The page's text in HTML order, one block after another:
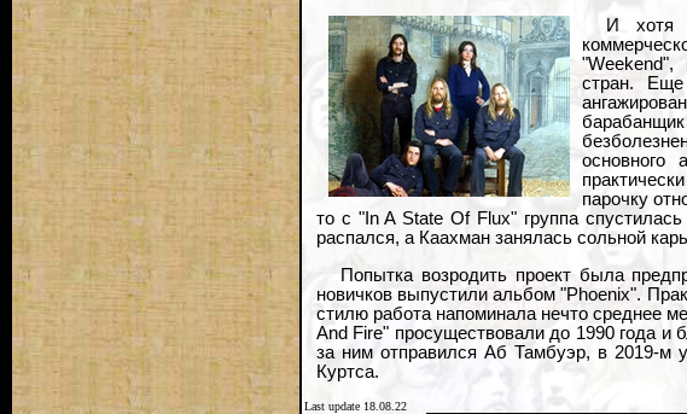
И хотя
"Weekend",
стран.
парочку
то с "In A State Of Flux" группа
распался, а Каахман занялась сольной
Попытка возродить проект была
новичков выпустили альбом "Phoenix".
стилю работа напоминала нечто среднее
And Fire" просуществовали до 1990 года
за ним отправился Аб Тамбуэр, в 2019-м
Куртса.
Last update 18.08.22